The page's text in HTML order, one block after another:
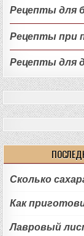
Рецепты для
Рецепты при
Рецепты для
Сколько
Как
Лавровый